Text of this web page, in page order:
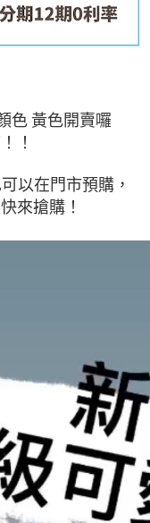
色 黃色開賣囉
！
以在門市預購，
來搶購！